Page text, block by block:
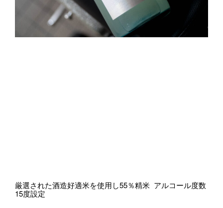
厳選された酒造好適米を使用し55％精米 アルコール度数
15度設定